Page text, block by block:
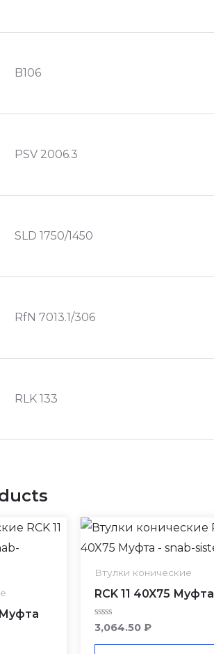
B106
PSV 2006.3
SLD 1750/1450
RfN 7013.1/306
RLK 133
Муфта
Втулки конические
RCK 11 40X75 Муфта
Rated
0
out
3,064.50 ₽